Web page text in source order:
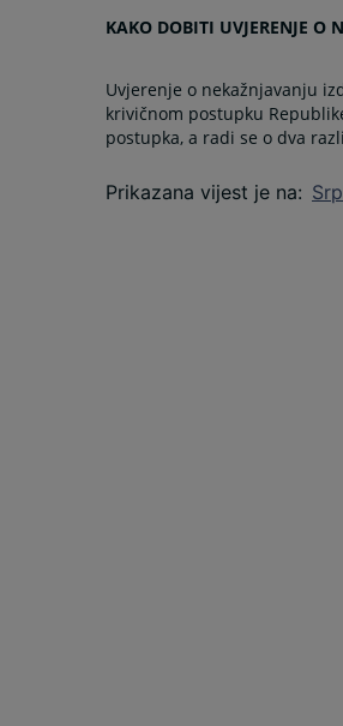
KAKO DOBITI UVJERENJE O
Uvjerenje o nekažnjavanju
krivičnom postupku
postupka, a radi se o dva
Prikazana vijest je na: